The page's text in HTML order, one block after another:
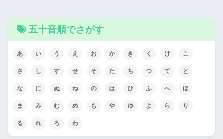
五十音順でさがす
あ い う え お か き く け こ
さ し す せ そ た ち つ て と
な に ぬ ね の は ひ ふ へ ほ
ま み む め も や ゆ よ ら り
る れ ろ わ